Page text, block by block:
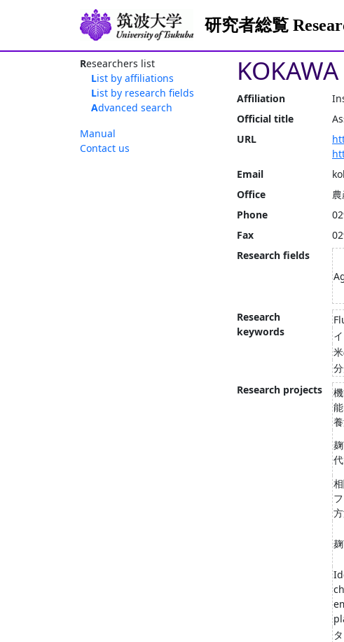
研究者総覧
Researchers list
List by affiliations
List by research fields
Advanced search
Manual
Contact us
Affiliation
Official title
URL
Email
Office
Phone
Fax
Research fields
Research
keywords
Research projects